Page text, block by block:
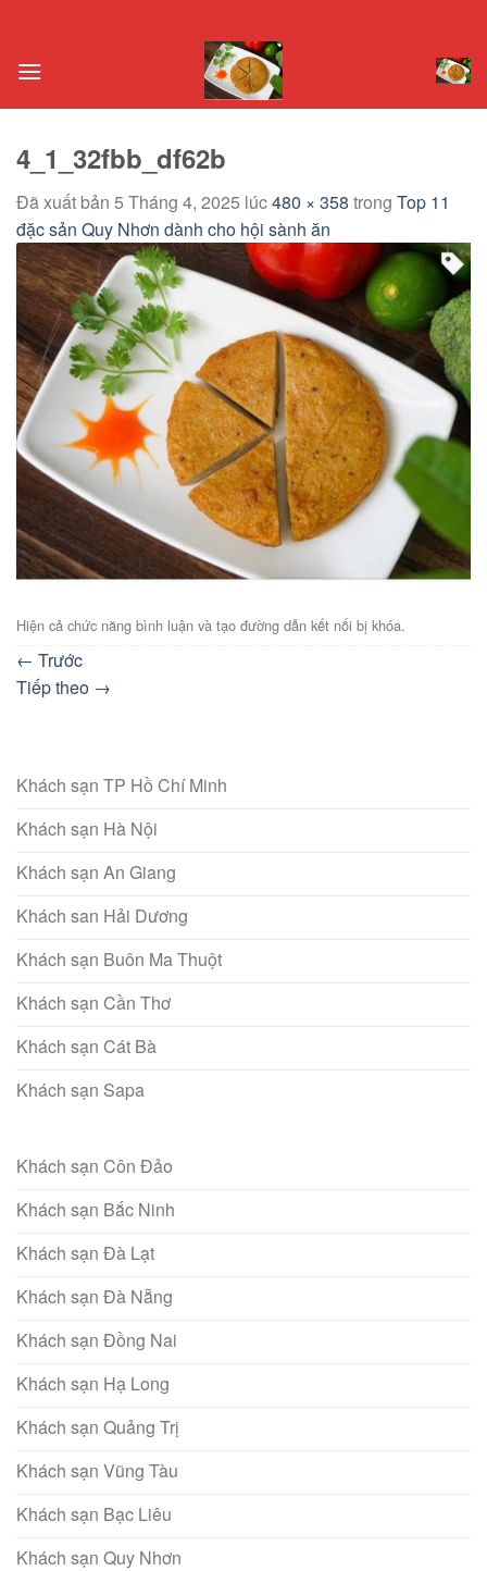
nội
4_1_32fbb_df62b
Đã xuất bản 5 Tháng 4, 2025 lúc480 × 358 trong Top 11
đặc sản Quy Nhơn dành cho hội sành ăn
Hiện cả chức năng bình luận và tạo đường dẫn kết nối bị khóa.
← Trước
Tiếp theo →
Khách sạn TP Hồ Chí Minh
Khách sạn Hà Nội
Khách sạn An Giang
Khách san Hải Dương
Khách sạn Buôn Ma Thuột
Khách sạn Cần Thơ
Khách sạn Cát Bà
Khách sạn Sapa
Khách sạn Côn Đảo
Khách sạn Bắc Ninh
Khách sạn Đà Lạt
Khách sạn Đà Nẵng
Khách sạn Đồng Nai
Khách sạn Hạ Long
Khách sạn Quảng Trị
Khách sạn Vũng Tàu
Khách sạn Bạc Liêu
Khách sạn Quy Nhơn